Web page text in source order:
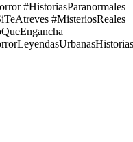
#HistoriasParanormales
#MisteriosReales